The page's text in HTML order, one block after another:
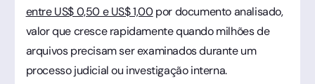
entre US$ 0,50 e US$ 1,00por documento analisado,
valor que cresce rapidamente quando milhões de
arquivos precisam ser examinados durante um
processo judicial ou investigação interna.